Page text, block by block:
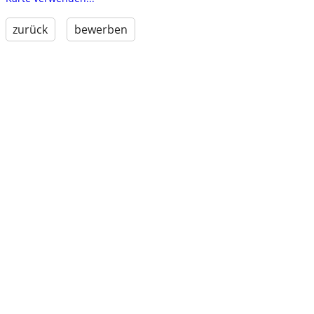
zurück bewerben